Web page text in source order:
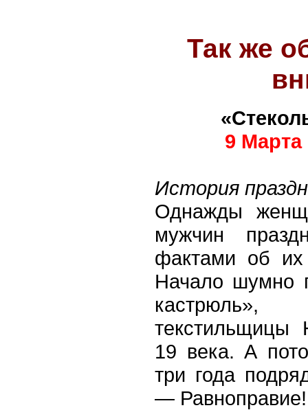
Так же
9
История
Однажды
мужчин
фактами об их
Начало шумно
кастрюль»,
текстильщицы
19 века. А
три года
— Равноправие!